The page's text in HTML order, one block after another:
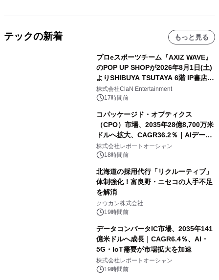
テックの新着 もっと見る
プロeスポーツチーム『AXIZ WAVE』
のPOP UP SHOPが2026年8月1日(土)
よりSHIBUYA TSUTAYA 6階 IP書店で
開催決定！！
株式会社ClaN Entertainment
17時間前
コパッケージド・オプティクス
（CPO）市場、2035年28億8,700万米
ドルへ拡大、CAGR36.2％｜AIデータ
センター・高速光通信需要が成長を加
速
株式会社レポートオーシャン
18時間前
北海道の採用代行「リクルーティブ」
体制強化！富良野・ニセコの人手不足
を解消
クウカン株式会社
19時間前
データコンバータIC市場、2035年141
億米ドルへ成長｜CAGR6.4％、AI・
5G・IoT需要が市場拡大を加速
株式会社レポートオーシャン
19時間前